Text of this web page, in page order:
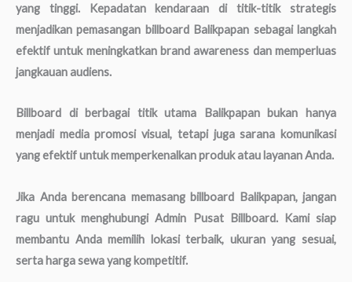
yang tinggi. Kepadatan kendaraan di titik-titik strategis
menjadikan pemasangan billboard Balikpapan sebagai langkah
efektif untuk meningkatkan brand awareness dan memperluas
jangkauan audiens.
Billboard di berbagai titik utama Balikpapan bukan hanya
menjadi media promosi visual, tetapi juga sarana komunikasi
yang efektif untuk memperkenalkan produk atau layanan Anda.
Jika Anda berencana memasang billboard Balikpapan, jangan
ragu untuk menghubungi Admin Pusat Billboard. Kami siap
membantu Anda memilih lokasi terbaik, ukuran yang sesuai,
serta harga sewa yang kompetitif.